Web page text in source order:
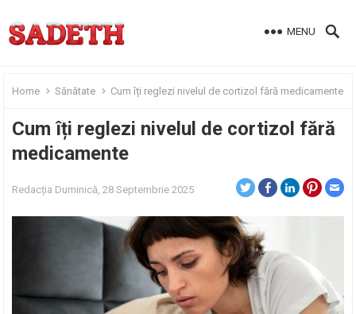
MENU
Home Sănătate Cum îți reglezi nivelul de cortizol fără medicamente
Cum îți reglezi nivelul de cortizol fără
medicamente
Redacția Duminică, 28 Septembrie 2025